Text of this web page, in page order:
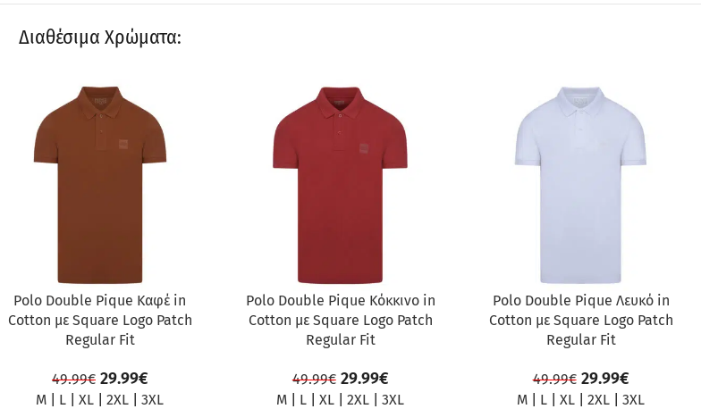
Διαθέσιμα Χρώματα:
ΠΡΟΣΦΟΡΆ
Polo Double Pique Καφέ in
Cotton με Square Logo Patch
Regular Fit
49.99€ 29.99€
M L |XL |2XL |3XL
ΠΡΟΣΦΟΡΆ
Polo Double Pique Κόκκινο in
Cotton με Square Logo Patch
Regular Fit
49.99€ 29.99€
M L |XL |2XL |3XL
ΠΡΟΣΦΟΡΆ
Polo Double Pique Λευκό in
Cotton με Square Logo Patch
Regular Fit
49.99€ 29.99€
M L |XL |2XL |3XL